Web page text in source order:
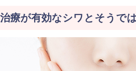
療が有効なシワとそうで